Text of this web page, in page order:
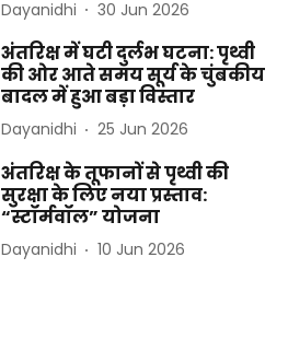
Dayanidhi 30 Jun 2026
अंतरिक्ष में घटी दुर्लभ घटना: पृथ्वी
की ओर आते समय सूर्य के चुंबकीय
बादल में हुआ बड़ा विस्तार
Dayanidhi 25 Jun 2026
अंतरिक्ष के तूफानों से पृथ्वी की
सुरक्षा के लिए नया प्रस्ताव:
“स्टॉर्मवॉल” योजना
Dayanidhi 10 Jun 2026